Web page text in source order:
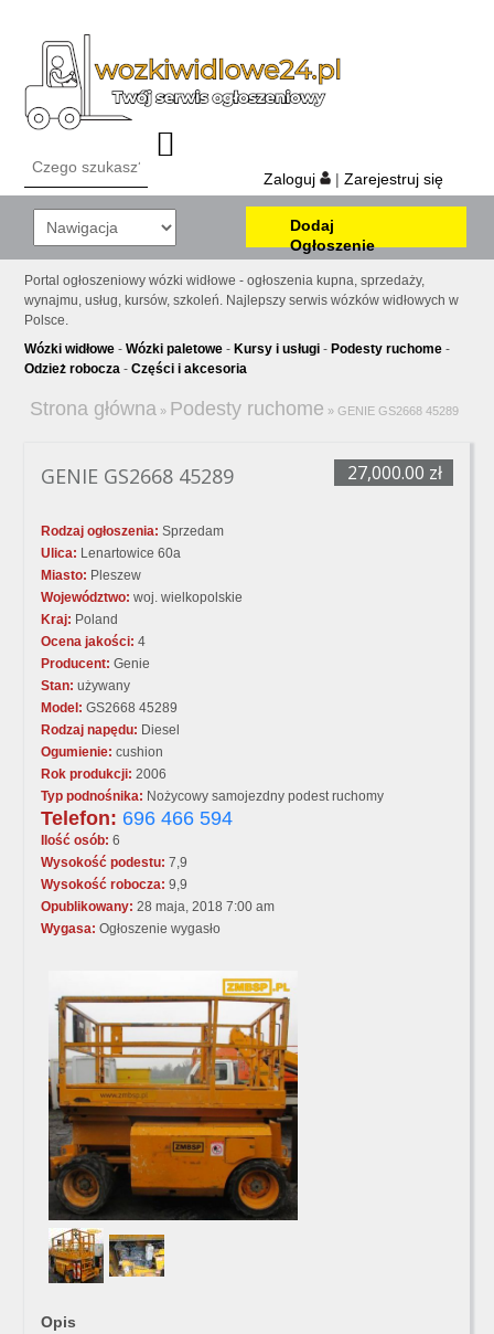
Zaloguj | Zarejestruj się
Dodaj
Ogłoszenie
Portal ogłoszeniowy wózki widłowe - ogłoszenia kupna, sprzedaży,
wynajmu, usług, kursów, szkoleń. Najlepszy serwis wózków widłowych w
Polsce.
Wózki widłowe -Wózki paletowe - Kursy i usługi - Podesty ruchome -
Odzież robocza -Części i akcesoria
Strona główna » Podesty ruchome » GENIE GS2668 45289
27,000.00 zł
GENIE GS2668 45289
Rodzaj ogłoszenia: Sprzedam
Ulica: Lenartowice 60a
Miasto: Pleszew
Województwo: woj. wielkopolskie
Kraj: Poland
Ocena jakości: 4
Producent: Genie
Stan: używany
Model: GS2668 45289
Rodzaj napędu: Diesel
Ogumienie: cushion
Rok produkcji: 2006
Typ podnośnika: Nożycowy samojezdny podest ruchomy
Telefon: 696 466 594
Ilość osób: 6
Wysokość podestu: 7,9
Wysokość robocza: 9,9
Opublikowany: 28 maja, 2018 7:00 am
Wygasa: Ogłoszenie wygasło
Opis